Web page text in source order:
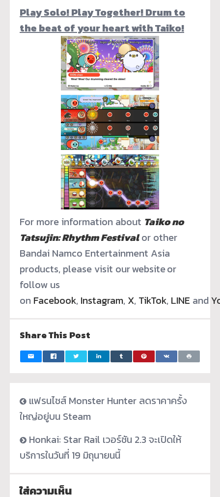
Play Solo! Play Together! Drum to
the beat of your heart with Taiko!
For more information about Taiko no
Tatsujin: Rhythm Festival or other
Bandai Namco Entertainment Asia
products, please visit our website or
follow us
on Facebook, Instagram, X, TikTok, LINE and
Share This Post
แฟรนไชส์ Monster Hunter ลดราคาครั้ง
ใหญ่อยู่บน Steam
Honkai: Star Rail เวอร์ชัน 2.3 จะเปิดให้
บริการในวันที่ 19 มิถุนายนนี้
ใส่ความเห็น